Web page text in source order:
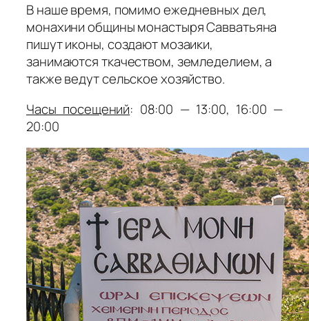
В наше время, помимо ежедневных дел,
монахини общины монастыря Савватьяна
пишут иконы, создают мозаики,
занимаются ткачеством, земледелием, а
также ведут сельское хозяйство.
Часы посещений: 08:00 — 13:00, 16:00 —
20:00